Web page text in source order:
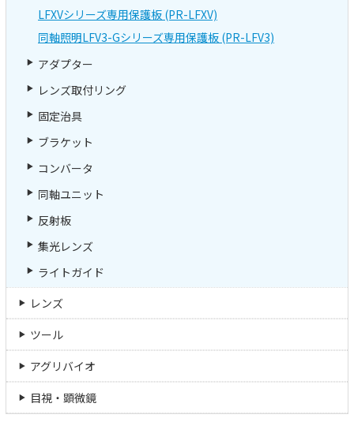
LFXVシリーズ専用保護板 (PR-LFXV)
同軸照明LFV3-Gシリーズ専用保護板 (PR-LFV3)
アダプター
レンズ取付リング
固定治具
ブラケット
コンバータ
同軸ユニット
反射板
集光レンズ
ライトガイド
レンズ
ツール
アグリバイオ
目視・顕微鏡